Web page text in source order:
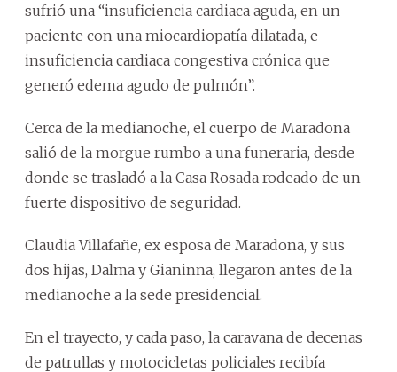
sufrió una “insuficiencia cardiaca aguda, en un
paciente con una miocardiopatía dilatada, e
insuficiencia cardiaca congestiva crónica que
generó edema agudo de pulmón”.
Cerca de la medianoche, el cuerpo de Maradona
salió de la morgue rumbo a una funeraria, desde
donde se trasladó a la Casa Rosada rodeado de un
fuerte dispositivo de seguridad.
Claudia Villafañe, ex esposa de Maradona, y sus
dos hijas, Dalma y Gianinna, llegaron antes de la
medianoche a la sede presidencial.
En el trayecto, y cada paso, la caravana de decenas
de patrullas y motocicletas policiales recibía